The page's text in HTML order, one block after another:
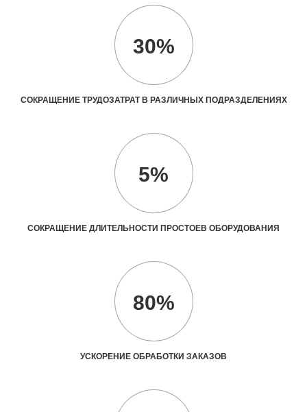
30%
СОКРАЩЕНИЕ ТРУДОЗАТРАТ В РАЗЛИЧНЫХ ПОДРАЗДЕЛЕНИЯХ
5%
СОКРАЩЕНИЕ ДЛИТЕЛЬНОСТИ ПРОСТОЕВ ОБОРУДОВАНИЯ
80%
УСКОРЕНИЕ ОБРАБОТКИ ЗАКАЗОВ